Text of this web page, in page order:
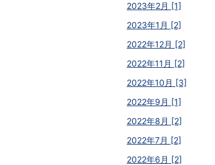
2023年2月 [1]
2023年1月 [2]
2022年12月 [2]
2022年11月 [2]
2022年10月 [3]
2022年9月 [1]
2022年8月 [2]
2022年7月 [2]
2022年6月 [2]